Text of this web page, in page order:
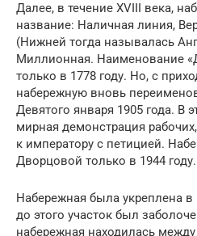
Далее, в течение XVIII века,
название: Наличная линия,
(Нижней тогда называлась
Миллионная. Наименование
только в 1778 году. Но, с
набережную вновь
Девятого января 1905 года. В
мирная демонстрация
к императору с петицией.
Дворцовой только в 1944 году.
Набережная была укреплена в
до этого участок был
набережная находилась